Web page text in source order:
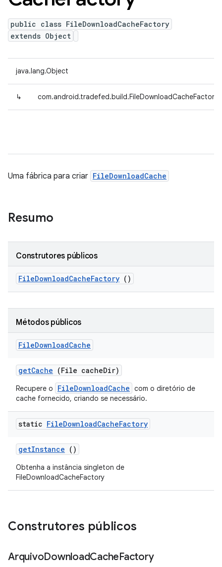
public class FileDownloadCacheFactory
extends Object
java.lang.Object
↳ com.android.tradefed.build.FileDownloadCacheFactory
Uma fábrica para criar FileDownloadCache
Resumo
Construtores públicos
FileDownloadCacheFactory ()
Métodos públicos
FileDownloadCache
getCache (File cacheDir)
Recupere o FileDownloadCache com o diretório de
cache fornecido, criando se necessário.
static FileDownloadCacheFactory
getInstance ()
Obtenha a instância singleton de
FileDownloadCacheFactory
Construtores públicos
ArquivoDownloadCacheFactory